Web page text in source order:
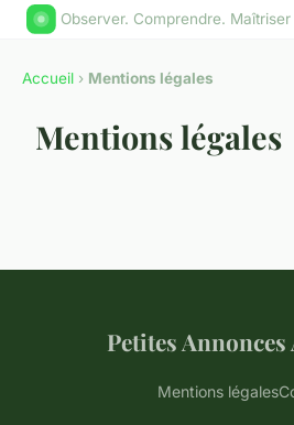
Observer. Comprendre.
Accueil › Mentions légales
Mentions légales
Petites
Mentions légales